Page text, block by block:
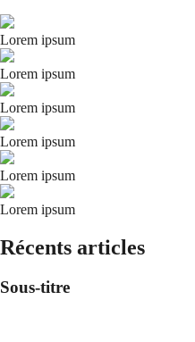
Lorem ipsum
Lorem ipsum
Lorem ipsum
Lorem ipsum
Lorem ipsum
Lorem ipsum
Récents articles
Sous-titre